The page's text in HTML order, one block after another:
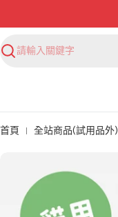
搜
首頁 全站商品(試用品外)